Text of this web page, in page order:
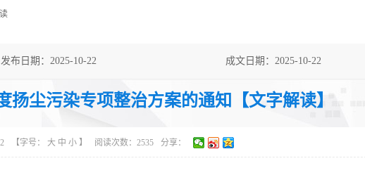
发布日期：2025-10-22
成文日期：2025-10-22
扬尘污染专项整治方案的通知【文字解读】
【字号： 大 中 小】 阅读次数： 2535 分享：